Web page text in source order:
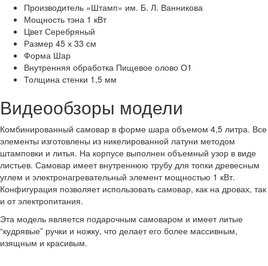
Производитель «Штамп» им. Б. Л. Ванникова
Мощность тэна 1 кВт
Цвет Серебряный
Размер 45 х 33 см
Форма Шар
Внутренняя обработка Пищевое олово О1
Толщина стенки 1,5 мм
Видеообзоры модели
Комбинированный самовар в форме шара объемом 4,5 литра. Все
элементы изготовлены из никелированной латуни методом
штамповки и литья. На корпусе выполнен объемный узор в виде
листьев. Самовар имеет внутреннюю трубу для топки древесным
углем и электронагревательный элемент мощностью 1 кВт.
Конфигурация позволяет использовать самовар, как на дровах, так
и от электропитания.
Эта модель является подарочным самоваром и имеет литые
“кудрявые” ручки и ножку, что делает его более массивным,
изящным и красивым.